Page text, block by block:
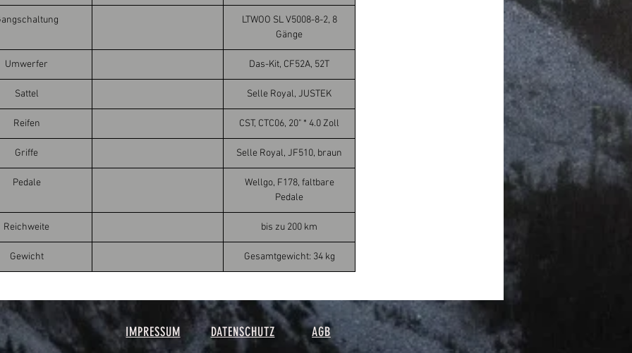
LTWOO SL V5008-8-2, 8
Gänge
Umwerfer Das-Kit, CF52A, 52T
Sattel Selle Royal, JUSTEK
Reifen CST, CTC06, 20" * 4.0 Zoll
Griffe Selle Royal, JF510, braun
Pedale
Wellgo, F178, faltbare
Pedale
Reichweite bis zu 200 km
Gewicht Gesamtgewicht: 34 kg
IMPRESSUM DATENSCHUTZ AGB